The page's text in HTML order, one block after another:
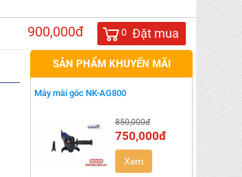
900,000đ 0 Đặt mua
SẢN PHẨM KHUYẾN MÃI
Máy mài góc NK-AG800
850,000đ
750,000đ
Xem